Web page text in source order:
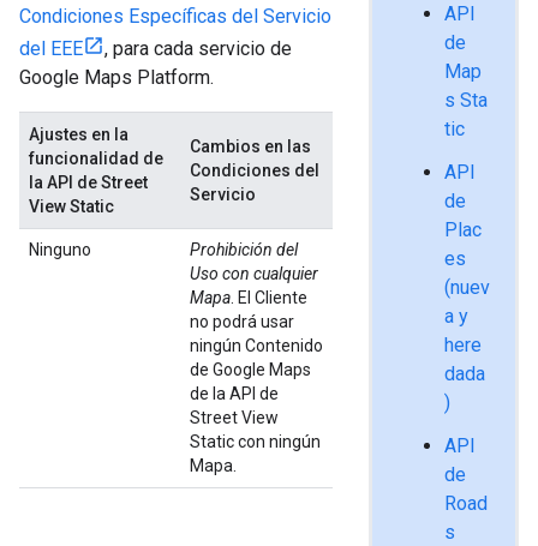
API
de
Map
s Sta
tic
API
de
Plac
es
(nuev
a y
here
dada
)
API
de
Road
s
Condiciones Específicas del Servicio
del EEE
, para cada servicio de
Google Maps Platform.
Ajustes en la
funcionalidad de
la API de Street
View Static
Cambios en las
Condiciones del
Servicio
Ninguno
Prohibición del
Uso con cualquier
Mapa . El Cliente
no podrá usar
ningún Contenido
de Google Maps
de la API de
Street View
Static con ningún
Mapa.